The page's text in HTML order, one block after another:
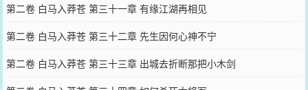
第二卷 白马入莽苍 第三十一章 有缘江湖再相见
第二卷 白马入莽苍 第三十二章 先生因何心神不宁
第二卷 白马入莽苍 第三十三章 出城去折断那把小木剑